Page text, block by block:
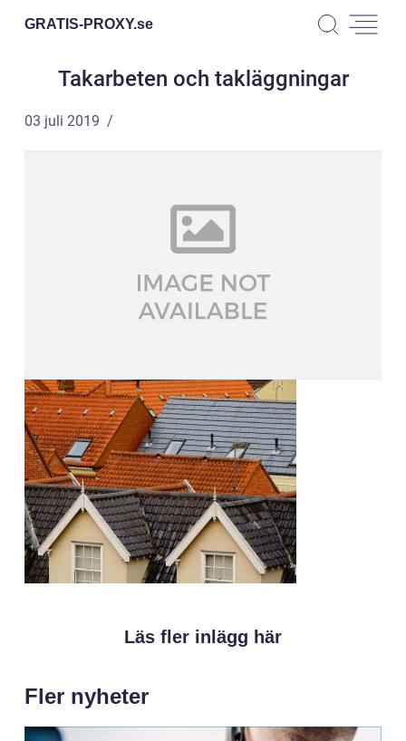
GRATIS-PROXY.se
Takarbeten och takläggningar
03 juli 2019
Läs fler inlägg här
Fler nyheter